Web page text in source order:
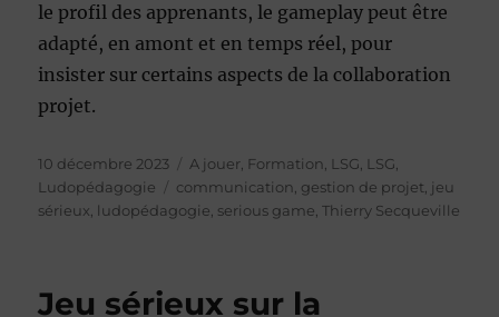
le profil des apprenants, le gameplay peut être
adapté, en amont et en temps réel, pour
insister sur certains aspects de la collaboration
projet.
Publié
le
10 décembre 2023 Catégories
A jouer, Formation, LSG, LSG,
Ludopédagogie
Étiquettes
communication, gestion de projet, jeu
sérieux, ludopédagogie, serious game,Thierry Secqueville
Jeu sérieux sur la